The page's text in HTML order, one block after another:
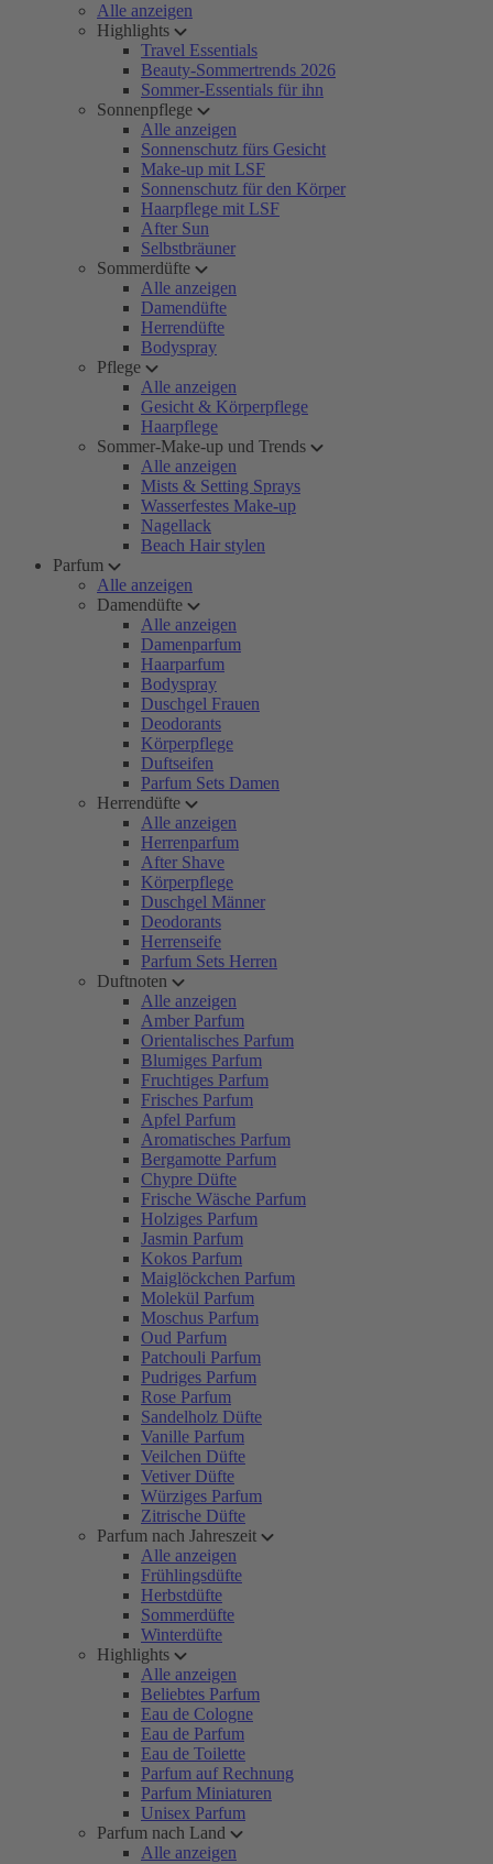
Alle anzeigen
Highlights
Travel Essentials
Beauty-Sommertrends 2026
Sommer-Essentials für ihn
Sonnenpflege
Alle anzeigen
Sonnenschutz fürs Gesicht
Make-up mit LSF
Sonnenschutz für den Körper
Haarpflege mit LSF
After Sun
Selbstbräuner
Sommerdüfte
Alle anzeigen
Damendüfte
Herrendüfte
Bodyspray
Pflege
Alle anzeigen
Gesicht & Körperpflege
Haarpflege
Sommer-Make-up und Trends
Alle anzeigen
Mists & Setting Sprays
Wasserfestes Make-up
Nagellack
Beach Hair stylen
Parfum
Alle anzeigen
Damendüfte
Alle anzeigen
Damenparfum
Haarparfum
Bodyspray
Duschgel Frauen
Deodorants
Körperpflege
Duftseifen
Parfum Sets Damen
Herrendüfte
Alle anzeigen
Herrenparfum
After Shave
Körperpflege
Duschgel Männer
Deodorants
Herrenseife
Parfum Sets Herren
Duftnoten
Alle anzeigen
Amber Parfum
Orientalisches Parfum
Blumiges Parfum
Fruchtiges Parfum
Frisches Parfum
Apfel Parfum
Aromatisches Parfum
Bergamotte Parfum
Chypre Düfte
Frische Wäsche Parfum
Holziges Parfum
Jasmin Parfum
Kokos Parfum
Maiglöckchen Parfum
Molekül Parfum
Moschus Parfum
Oud Parfum
Patchouli Parfum
Pudriges Parfum
Rose Parfum
Sandelholz Düfte
Vanille Parfum
Veilchen Düfte
Vetiver Düfte
Würziges Parfum
Zitrische Düfte
Parfum nach Jahreszeit
Alle anzeigen
Frühlingsdüfte
Herbstdüfte
Sommerdüfte
Winterdüfte
Highlights
Alle anzeigen
Beliebtes Parfum
Eau de Cologne
Eau de Parfum
Eau de Toilette
Parfum auf Rechnung
Parfum Miniaturen
Unisex Parfum
Parfum nach Land
Alle anzeigen